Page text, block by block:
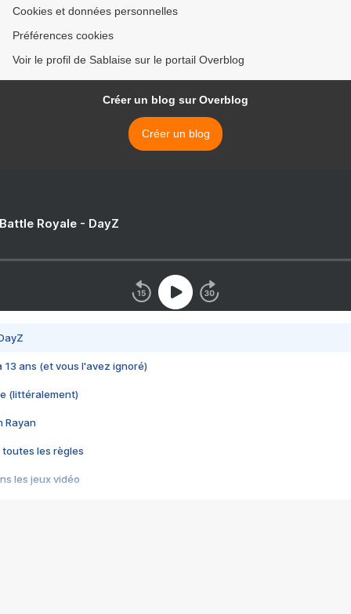
Cookies et données personnelles
Préférences cookies
Voir le profil de Sablaise sur le portail Overblog
Créer un blog sur Overblog
Créer un blog
Royale - DayZ
13 ans (et vous l'avez ignoré)
(littéralement)
Rayan
toutes les règles
les jeux vidéo